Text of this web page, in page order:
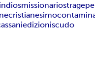
indiosmissionariostrage
cristianesimo
edizioniscudo